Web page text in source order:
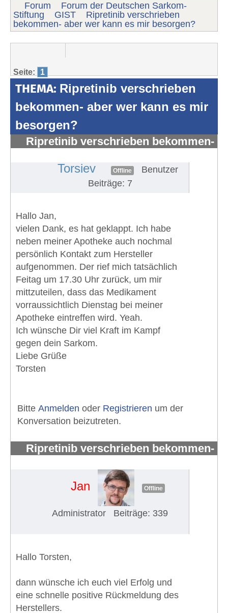
Forum
Forum der Deutschen Sarkom-
Stiftung
GIST
Ripretinib verschrieben
bekommen- aber wer kann es mir besorgen?
Seite: 1
THEMA: Ripretinib verschrieben
bekommen- aber wer kann es mir
besorgen?
Ripretinib verschrieben bekommen-
Torsiev Offline
Benutzer
Beiträge: 7
Hallo Jan,
vielen Dank, es hat geklappt. Ich habe
neben meiner Apotheke auch nochmal
persönlich Kontakt zum Hersteller
aufgenommen. Der rief mich tatsächlich
Feitag um 17.30 Uhr zurück, um mir
mittzuteilen, dass das Medikament
vorraussichtlich Dienstag bei meiner
Apotheke eintreffen wird. Yeah.
Ich wünsche Dir viel Kraft im Kampf
gegen dein Sarkom.
Liebe Grüße
Torsten
Bitte Anmelden oder Registrieren um der
Konversation beizutreten.
Ripretinib verschrieben bekommen-
Jan Offline
Administrator Beiträge: 339
Hallo Torsten,
dann wünsche ich euch viel Erfolg und
eine schnelle positive Rückmeldung des
Herstellers.